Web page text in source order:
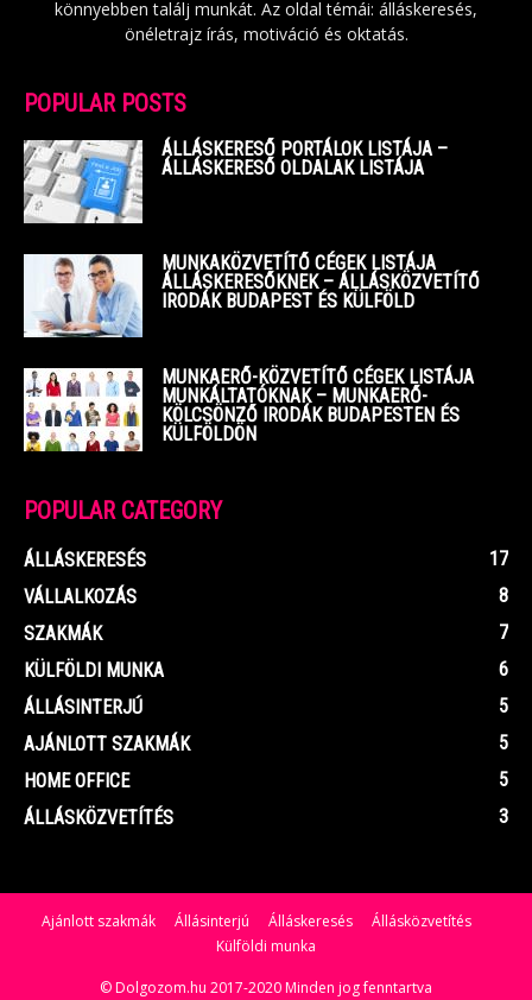
könnyebben találj munkát. Az oldal témái: álláskeresés,
önéletrajz írás, motiváció és oktatás.
POPULAR POSTS
ÁLLÁSKERESŐ PORTÁLOK LISTÁJA –
ÁLLÁSKERESŐ OLDALAK LISTÁJA
MUNKAKÖZVETÍTŐ CÉGEK LISTÁJA
ÁLLÁSKERESŐKNEK – ÁLLÁSKÖZVETÍTŐ
IRODÁK BUDAPEST ÉS KÜLFÖLD
MUNKAERŐ-KÖZVETÍTŐ CÉGEK LISTÁJA
MUNKÁLTATÓKNAK – MUNKAERŐ-
KÖLCSÖNZŐ IRODÁK BUDAPESTEN ÉS
KÜLFÖLDÖN
POPULAR CATEGORY
ÁLLÁSKERESÉS
17
VÁLLALKOZÁS
8
SZAKMÁK
7
KÜLFÖLDI MUNKA
6
ÁLLÁSINTERJÚ
5
AJÁNLOTT SZAKMÁK
5
HOME OFFICE
5
ÁLLÁSKÖZVETÍTÉS
3
Ajánlott szakmák Állásinterjú Álláskeresés
Állásközvetítés
Külföldi munka
© Dolgozom.hu 2017-2020 Minden jog fenntartva